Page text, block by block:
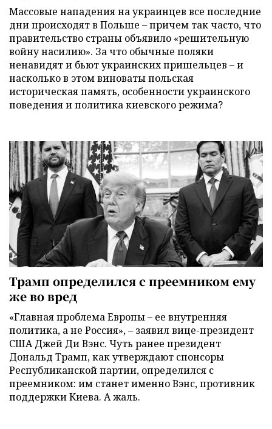
Массовые нападения на украинцев все последние
дни происходят в Польше – причем так часто, что
правительство страны объявило «решительную
войну насилию». За что обычные поляки
ненавидят и бьют украинских пришельцев – и
насколько в этом виноваты польская
историческая память, особенности украинского
поведения и политика киевского режима?
Трамп определился с преемником ему
же во вред
«Главная проблема Европы – ее внутренняя
политика, а не Россия», – заявил вице-президент
США Джей Ди Вэнс. Чуть ранее президент
Дональд Трамп, как утверждают спонсоры
Республиканской партии, определился с
преемником: им станет именно Вэнс, противник
поддержки Киева. А жаль.